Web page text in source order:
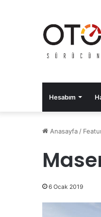
Hesabım
Anasayfa /
6 Ocak 2019